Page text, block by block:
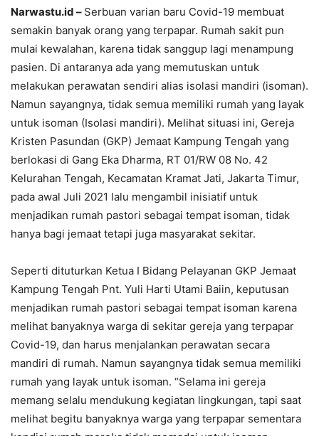
Narwastu.id – Serbuan varian baru Covid-19 membuat
semakin banyak orang yang terpapar. Rumah sakit pun
mulai kewalahan, karena tidak sanggup lagi menampung
pasien. Di antaranya ada yang memutuskan untuk
melakukan perawatan sendiri alias isolasi mandiri (isoman).
Namun sayangnya, tidak semua memiliki rumah yang layak
untuk isoman (Isolasi mandiri). Melihat situasi ini, Gereja
Kristen Pasundan (GKP) Jemaat Kampung Tengah yang
berlokasi di Gang Eka Dharma, RT 01/RW 08 No. 42
Kelurahan Tengah, Kecamatan Kramat Jati, Jakarta Timur,
pada awal Juli 2021 lalu mengambil inisiatif untuk
menjadikan rumah pastori sebagai tempat isoman, tidak
hanya bagi jemaat tetapi juga masyarakat sekitar.
Seperti dituturkan Ketua I Bidang Pelayanan GKP Jemaat
Kampung Tengah Pnt. Yuli Harti Utami Baiin, keputusan
menjadikan rumah pastori sebagai tempat isoman karena
melihat banyaknya warga di sekitar gereja yang terpapar
Covid-19, dan harus menjalankan perawatan secara
mandiri di rumah. Namun sayangnya tidak semua memiliki
rumah yang layak untuk isoman. “Selama ini gereja
memang selalu mendukung kegiatan lingkungan, tapi saat
melihat begitu banyaknya warga yang terpapar sementara